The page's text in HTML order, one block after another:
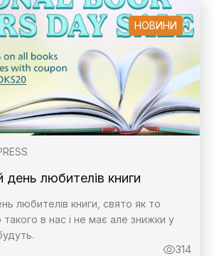
НОВИНИ
день любителів книги
любителів книги, свято як то
в нас і не має але знижки у
314